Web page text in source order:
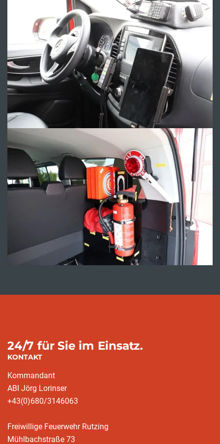
24/7 für Sie im Einsatz.
KONTAKT
Kommandant
ABI Jörg Lorinser
+43(0)680/3146063
Freiwillige Feuerwehr Rutzing
Mühlbachstraße 73